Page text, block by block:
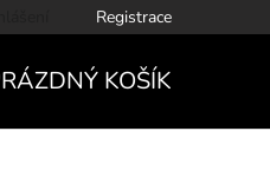
Registrace
KOŠÍK